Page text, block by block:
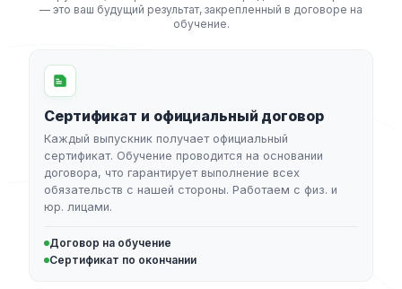
— это ваш будущий результат, закрепленный в договоре на
обучение.
Сертификат и официальный договор
Каждый выпускник получает официальный
сертификат. Обучение проводится на основании
договора, что гарантирует выполнение всех
обязательств с нашей стороны. Работаем с физ. и
юр. лицами.
Договор на обучение
Сертификат по окончании